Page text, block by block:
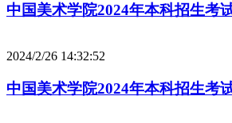
中国美术学院2024年本科招生考
2024/2/26 14:32:52
中国美术学院2024年本科招生考